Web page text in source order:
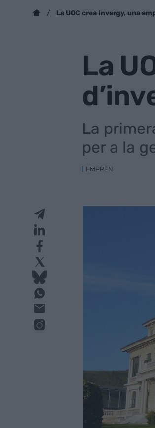
La UOC crea Invergy, una
La
La
per a la
EMPRÈN